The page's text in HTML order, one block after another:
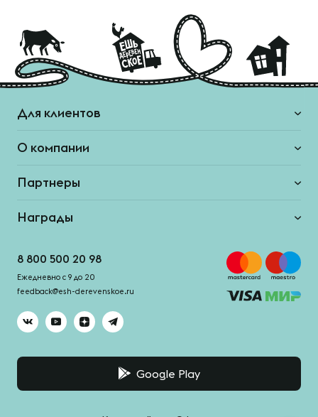
Для клиентов
О компании
Партнеры
Награды
8 800 500 20 98
Ежедневно с 9 до 20
feedback@esh-derevenskoe.ru
Google Play